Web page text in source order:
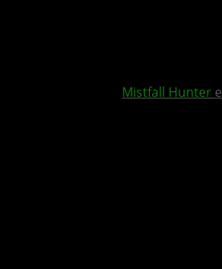
Mistfall Hunter